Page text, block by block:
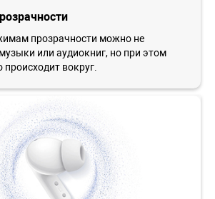
прозрачности можно не
или аудиокниг, но при этом
вокруг.